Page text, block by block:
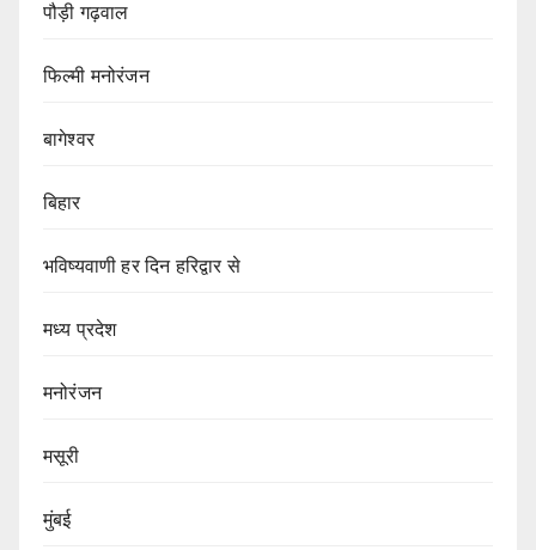
पौड़ी गढ़वाल
फिल्मी मनोरंजन
बागेश्वर
बिहार
भविष्यवाणी हर दिन हरिद्वार से
मध्य प्रदेश
मनोरंजन
मसूरी
मुंबई